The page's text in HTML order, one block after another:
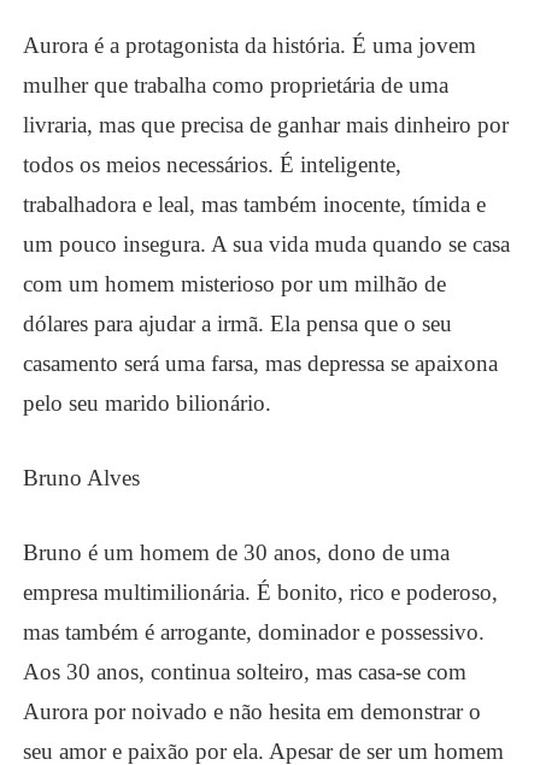
Aurora é a protagonista da história. É uma jovem
mulher que trabalha como proprietária de uma
livraria, mas que precisa de ganhar mais dinheiro por
todos os meios necessários. É inteligente,
trabalhadora e leal, mas também inocente, tímida e
um pouco insegura. A sua vida muda quando se casa
com um homem misterioso por um milhão de
dólares para ajudar a irmã. Ela pensa que o seu
casamento será uma farsa, mas depressa se apaixona
pelo seu marido bilionário.
Bruno Alves
Bruno é um homem de 30 anos, dono de uma
empresa multimilionária. É bonito, rico e poderoso,
mas também é arrogante, dominador e possessivo.
Aos 30 anos, continua solteiro, mas casa-se com
Aurora por noivado e não hesita em demonstrar o
seu amor e paixão por ela. Apesar de ser um homem